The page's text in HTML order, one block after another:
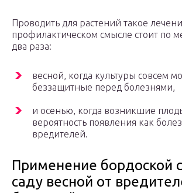
Проводить для растений такое
профилактическом смысле стоит по
два раза:
весной, когда культуры совсем
беззащитные перед болезнями,
и осенью, когда возникшие
вероятность появления как
вредителей.
Применение бордоской
саду весной от